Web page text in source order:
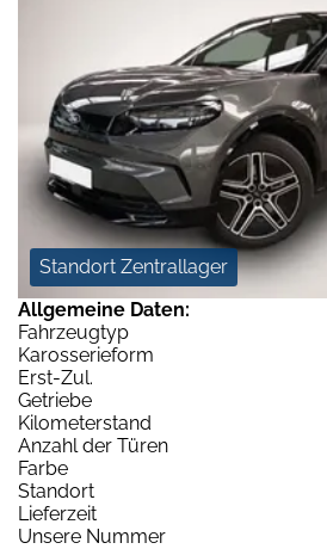
Standort Zentrallager
Allgemeine Daten:
Fahrzeugtyp
Karosserieform
Erst-Zul.
Getriebe
Kilometerstand
Anzahl der Türen
Farbe
Standort
Lieferzeit
Unsere Nummer